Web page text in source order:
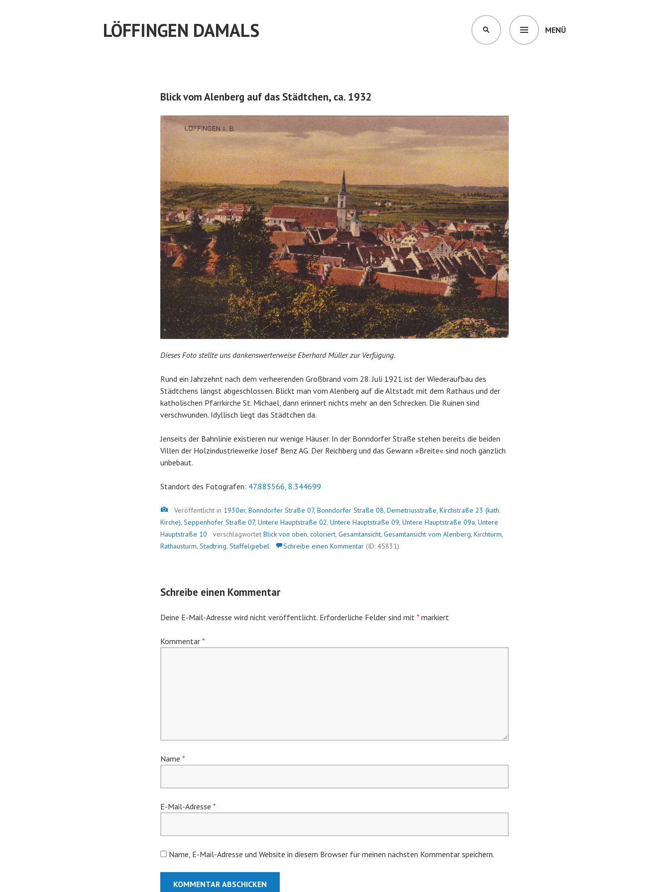
LÖFFINGEN DAMALS MENÜ
SUCHEN
Blick vom Alenberg auf das Städtchen, ca. 1932
Dieses Foto stellte uns dankenswerterweise Eberhard Müller zur Verfügung.
Rund ein Jahrzehnt nach dem verheerenden Großbrand vom 28. Juli 1921 ist der Wiederaufbau des
Städtchens längst abgeschlossen. Blickt man vom Alenberg auf die Altstadt mit dem Rathaus und der
katholischen Pfarrkirche St. Michael, dann erinnert nichts mehr an den Schrecken. Die Ruinen sind
verschwunden. Idyllisch liegt das Städtchen da.
Jenseits der Bahnlinie existieren nur wenige Häuser. In der Bonndorfer Straße stehen bereits die beiden
Villen der Holzindustriewerke Josef Benz AG. Der Reichberg und das Gewann »Breite« sind noch gänzlich
unbebaut.
Standort des Fotografen: 47.885566, 8.344699
Bild
Veröffentlicht in 1930er, Bonndorfer Straße 07, Bonndorfer Straße 08, Demetriusstraße, Kirchstraße 23 (kath.
Kirche), Seppenhofer Straße 07, Untere Hauptstraße 02, Untere Hauptstraße 09, Untere Hauptstraße 09a, Untere
Hauptstraße 10
verschlagwortet Blick von oben, coloriert, Gesamtansicht, Gesamtansicht vom Alenberg, Kirchturm,
Rathausturm, Stadtring, Staffelgiebel Schreibe einen Kommentar (ID: 45831)
Schreibe einen Kommentar
Deine E-Mail-Adresse wird nicht veröffentlicht. Erforderliche Felder sind mit * markiert
Kommentar *
Name *
E-Mail-Adresse *
Name, E-Mail-Adresse und Website in diesem Browser für meinen nächsten Kommentar speichern.